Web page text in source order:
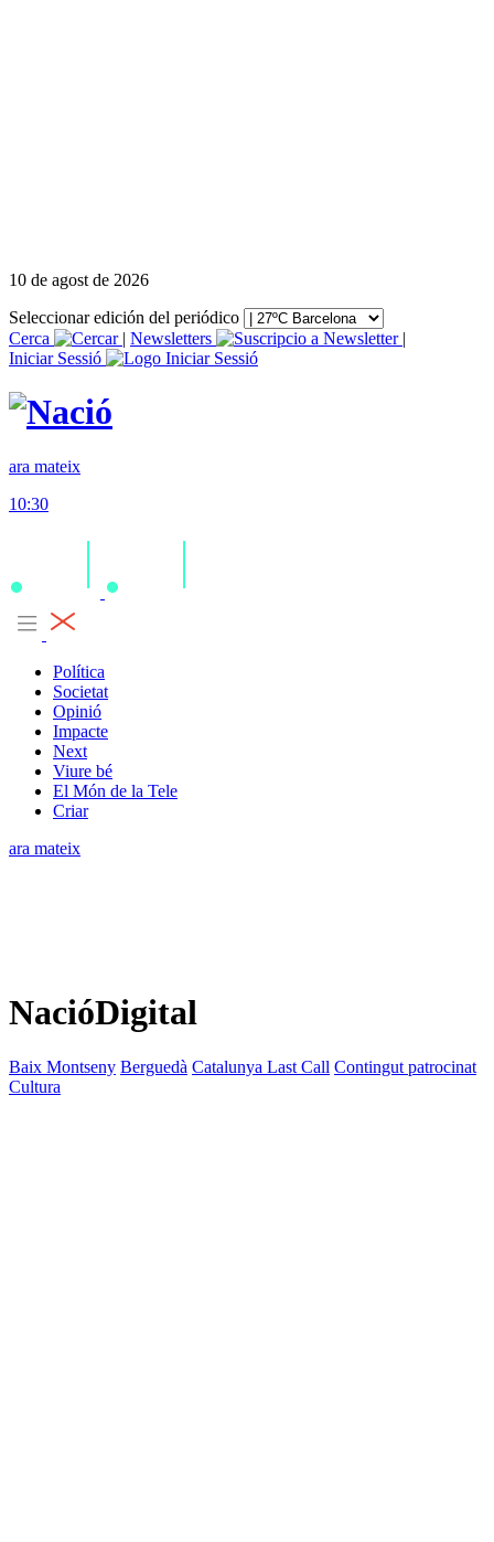
10 de agost de 2026
Seleccionar edición del periódico
Cerca
| Newsletters
|
Iniciar Sessió
ara mateix
10:30
Política
Societat
Opinió
Impacte
Next
Viure bé
El Món de la Tele
Criar
ara mateix
NacióDigital
Baix Montseny Berguedà Catalunya Last Call Contingut patrocinat
Cultura